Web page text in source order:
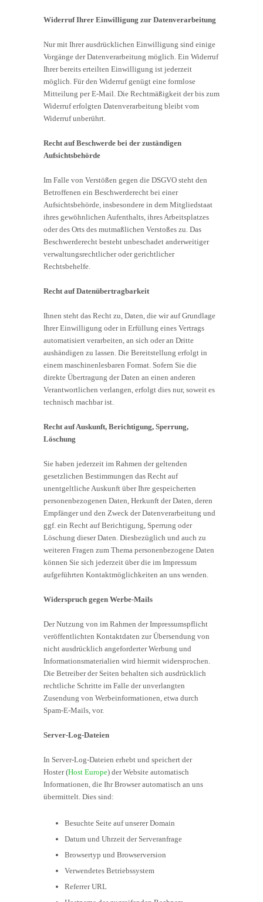
Widerruf Ihrer Einwilligung zur Datenverarbeitung
Nur mit Ihrer ausdrücklichen Einwilligung sind einige
Vorgänge der Datenverarbeitung möglich. Ein Widerruf
Ihrer bereits erteilten Einwilligung ist jederzeit
möglich. Für den Widerruf genügt eine formlose
Mitteilung per E-Mail. Die Rechtmäßigkeit der bis zum
Widerruf erfolgten Datenverarbeitung bleibt vom
Widerruf unberührt.
Recht auf Beschwerde bei der zuständigen
Aufsichtsbehörde
Im Falle von Verstößen gegen die DSGVO steht den
Betroffenen ein Beschwerderecht bei einer
Aufsichtsbehörde, insbesondere in dem Mitgliedstaat
ihres gewöhnlichen Aufenthalts, ihres Arbeitsplatzes
oder des Orts des mutmaßlichen Verstoßes zu. Das
Beschwerderecht besteht unbeschadet anderweitiger
verwaltungsrechtlicher oder gerichtlicher
Rechtsbehelfe.
Recht auf Datenübertragbarkeit
Ihnen steht das Recht zu, Daten, die wir auf Grundlage
Ihrer Einwilligung oder in Erfüllung eines Vertrags
automatisiert verarbeiten, an sich oder an Dritte
aushändigen zu lassen. Die Bereitstellung erfolgt in
einem maschinenlesbaren Format. Sofern Sie die
direkte Übertragung der Daten an einen anderen
Verantwortlichen verlangen, erfolgt dies nur, soweit es
technisch machbar ist.
Recht auf Auskunft, Berichtigung, Sperrung,
Löschung
Sie haben jederzeit im Rahmen der geltenden
gesetzlichen Bestimmungen das Recht auf
unentgeltliche Auskunft über Ihre gespeicherten
personenbezogenen Daten, Herkunft der Daten, deren
Empfänger und den Zweck der Datenverarbeitung und
ggf. ein Recht auf Berichtigung, Sperrung oder
Löschung dieser Daten. Diesbezüglich und auch zu
weiteren Fragen zum Thema personenbezogene Daten
können Sie sich jederzeit über die im Impressum
aufgeführten Kontaktmöglichkeiten an uns wenden.
Widerspruch gegen Werbe-Mails
Der Nutzung von im Rahmen der Impressumspflicht
veröffentlichten Kontaktdaten zur Übersendung von
nicht ausdrücklich angeforderter Werbung und
Informationsmaterialien wird hiermit widersprochen.
Die Betreiber der Seiten behalten sich ausdrücklich
rechtliche Schritte im Falle der unverlangten
Zusendung von Werbeinformationen, etwa durch
Spam-E-Mails, vor.
Server-Log-Dateien
In Server-Log-Dateien erhebt und speichert der
Hoster (Host Europe) der Website automatisch
Informationen, die Ihr Browser automatisch an uns
übermittelt. Dies sind:
Besuchte Seite auf unserer Domain
Datum und Uhrzeit der Serveranfrage
Browsertyp und Browserversion
Verwendetes Betriebssystem
Referrer URL